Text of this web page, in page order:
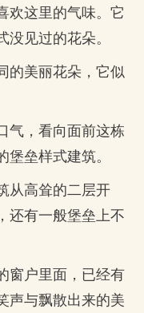
欢这里的气味。它
见过的花朵。
的美丽花朵，它似
气，看向面前这栋
垒样式建筑。
从高耸的二层开
还有一般堡垒上不
窗户里面，已经有
声与飘散出来的美